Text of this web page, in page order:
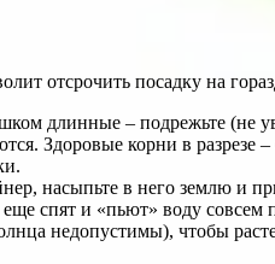
отсрочить посадку на
длинные – подрежьте (не
Здоровые корни в
насыпьте в него землю и
спят и «пьют» воду
недопустимы), чтобы